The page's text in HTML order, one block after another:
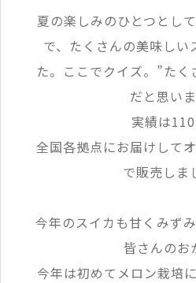
夏の楽しみのひとつとし
で、たくさんの美味しい
た。ここでクイズ。”た
だと思い
実績は110
全国各拠点にお届けして
で販売しま
今年のスイカも甘くみず
皆さんのお
今年は初めてメロン栽培